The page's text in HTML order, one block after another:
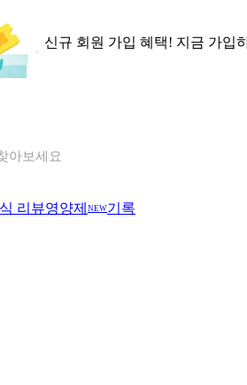
신규 회원 가입 혜택! 지금 가입
색해보세요
리뷰영양제 NEW기록